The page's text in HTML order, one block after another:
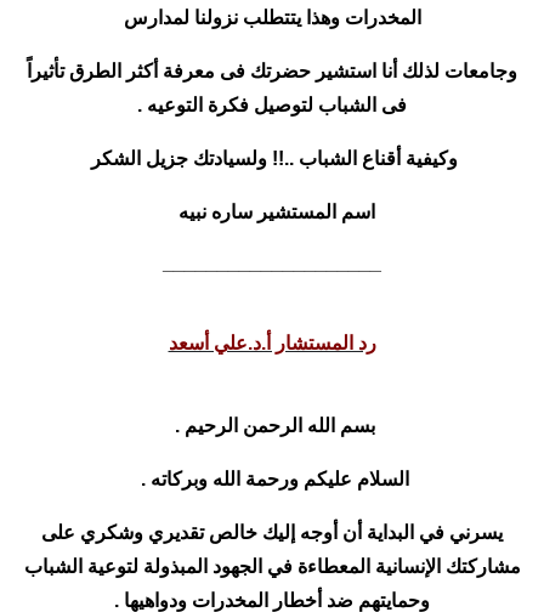
المخدرات وهذا يتتطلب نزولنا لمدارس
وجامعات لذلك أنا استشير حضرتك فى معرفة أكثر الطرق تأثيراً
فى الشباب لتوصيل فكرة التوعيه .
وكيفية أقناع الشباب ..!! ولسيادتك جزيل الشكر
اسم المستشير ساره نبيه
رد المستشار أ.د.علي أسعد
بسم الله الرحمن الرحيم .
السلام عليكم ورحمة الله وبركاته .
يسرني في البداية أن أوجه إليك خالص تقديري وشكري على
مشاركتك الإنسانية المعطاءة في الجهود المبذولة لتوعية الشباب
وحمايتهم ضد أخطار المخدرات ودواهيها .